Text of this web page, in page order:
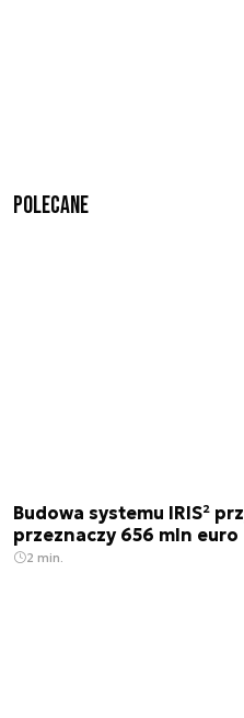
Polecane
Budowa systemu IRIS²
przeznaczy 656 mln euro
2 min.